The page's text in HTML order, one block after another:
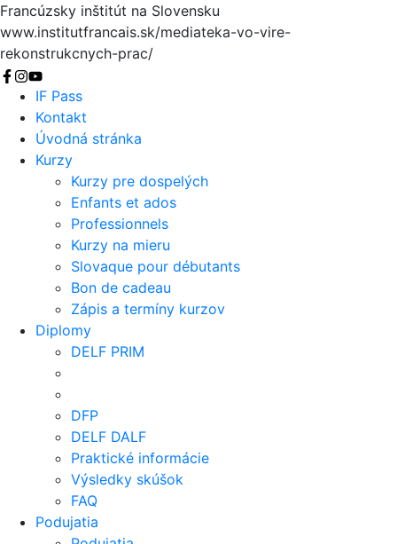
Francúzsky inštitút na Slovensku
www.institutfrancais.sk/mediateka-vo-vire-
rekonstrukcnych-prac/
Vyhľadať
IF Pass
Kontakt
Úvodná stránka
Kurzy
Kurzy pre dospelých
Enfants et ados
Professionnels
Kurzy na mieru
Slovaque pour débutants
Bon de cadeau
Zápis a termíny kurzov
Diplomy
DELF PRIM
DFP
DELF DALF
Praktické informácie
Výsledky skúšok
FAQ
Podujatia